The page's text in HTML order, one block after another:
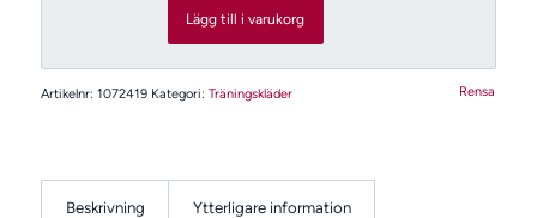
Rensa
Lägg till i varukorg
Artikelnr: 1072419 Kategori: Träningskläder
Beskrivning Ytterligare information